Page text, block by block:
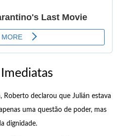
Roberto declarou que Julián estava
uma questão de poder, mas
dignidade.